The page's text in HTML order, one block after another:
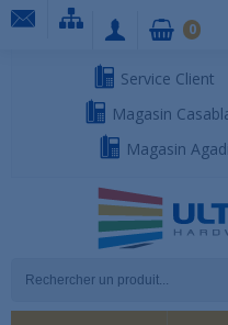
Service Client
Magasin
Magasin
0